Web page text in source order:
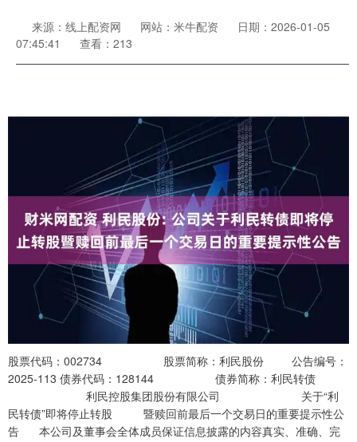
来源：线上配资网 网站：米牛配资
日期：2026-01-05
07:45:41
查看：213
股票代码：002734 股票简称：利民股份 公告编号：
2025-113 债券代码：128144 债券简称：利民转债
利民控股集团股份有限公司 关于“利
民转债”即将停止转股 暨赎回前最后一个交易日的重要提示性公
告 本公司及董事会全体成员保证信息披露的内容真实、准确、完